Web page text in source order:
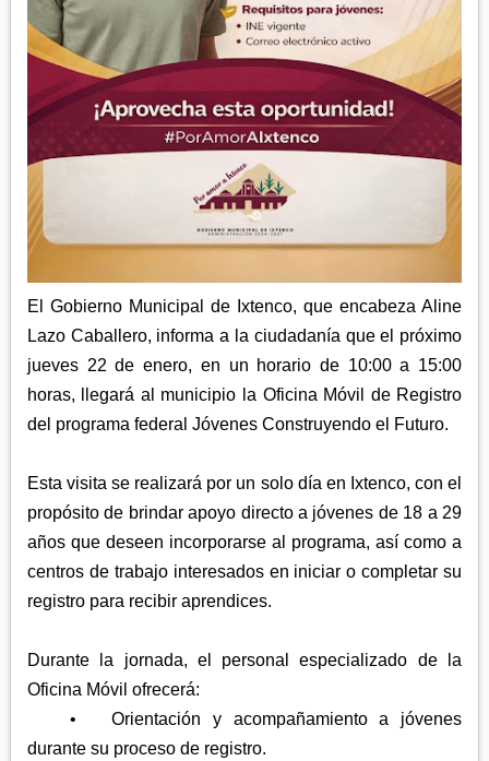
ZITLALTEPEC
TERRENATE
TLAXCO
XALOZTOC
CHIAUTEMPAN
CONTLA
PANOTLA
SAN PABLO DEL MONTE
REGIÓN PONIENTE
CALPULALPAN
HUEYOTLIPAN
El Gobierno Municipal de Ixtenco, que encabeza Aline
Lazo Caballero, informa a la ciudadanía que el próximo
jueves 22 de enero, en un horario de 10:00 a 15:00
horas, llegará al municipio la Oficina Móvil de Registro
del programa federal Jóvenes Construyendo el Futuro.
Esta visita se realizará por un solo día en Ixtenco, con el
propósito de brindar apoyo directo a jóvenes de 18 a 29
años que deseen incorporarse al programa, así como a
centros de trabajo interesados en iniciar o completar su
registro para recibir aprendices.
Durante la jornada, el personal especializado de la
Oficina Móvil ofrecerá:
•
Orientación y acompañamiento a jóvenes
durante su proceso de registro.